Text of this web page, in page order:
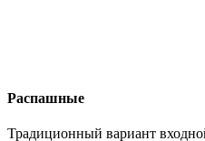
Распашные
Традиционный вариант